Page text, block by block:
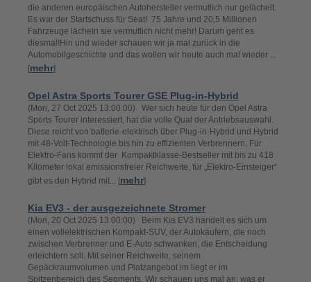
die anderen europäischen Autohersteller vermutlich nur gelächelt.
Es war der Startschuss für Seat! 75 Jahre und 20,5 Millionen
Fahrzeuge lächeln sie vermutlich nicht mehr! Darum geht es
diesmal!Hin und wieder schauen wir ja mal zurück in die
Automobilgeschichte und das wollen wir heute auch mal wieder ...
[mehr]
Opel Astra Sports Tourer GSE Plug-in-Hybrid
(Mon, 27 Oct 2025 13:00:00) Wer sich heute für den Opel Astra
Sports Tourer interessiert, hat die volle Qual der Antriebsauswahl.
Diese reicht von batterie-elektrisch über Plug-in-Hybrid und Hybrid
mit 48-Volt-Technologie bis hin zu effizienten Verbrennern. Für
Elektro-Fans kommt der Kompaktklasse-Bestseller mit bis zu 418
Kilometer lokal emissionsfreier Reichweite, für „Elektro-Einsteiger“
gibt es den Hybrid mit... [mehr]
Kia EV3 - der ausgezeichnete Stromer
(Mon, 20 Oct 2025 13:00:00) Beim Kia EV3 handelt es sich um
einen vollelektrischen Kompakt-SUV, der Autokäufern, die noch
zwischen Verbrenner und E-Auto schwanken, die Entscheidung
erleichtern soll. Mit seiner Reichweite, seinem
Gepäckraumvolumen und Platzangebot im liegt er im
Spitzenbereich des Segments. Wir schauen uns mal an, was er